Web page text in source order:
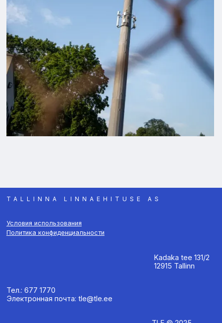
TALLINNA LINNAEHITUSE AS
Условия использования
Политика конфиденциальности
Kadaka tee 131/2
12915 Tallinn
Тел.: 677 1770
Электронная почта: tle@tle.ee